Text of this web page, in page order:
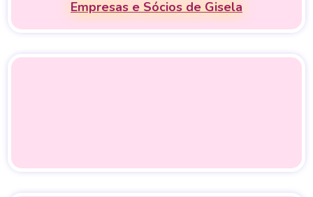
Empresas e Sócios de Gisela